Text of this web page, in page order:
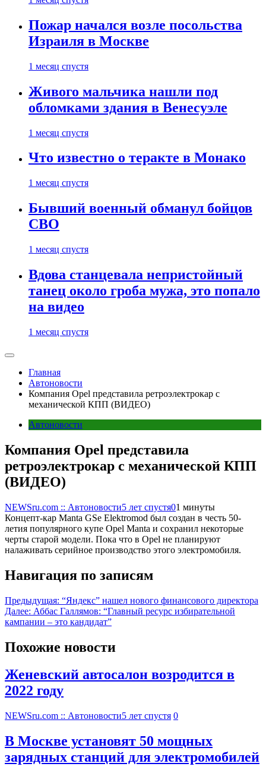
Пожар начался возле посольства
Израиля в Москве
1 месяц спустя
Живого мальчика нашли под
обломками здания в Венесуэле
1 месяц спустя
Что известно о теракте в Монако
1 месяц спустя
Бывший военный обманул бойцов
СВО
1 месяц спустя
Вдова станцевала непристойный
танец около гроба мужа, это попало
на видео
1 месяц спустя
Главная
Автоновости
Компания Opel представила ретроэлектрокар с
механической КПП (ВИДЕО)
Автоновости
Компания Opel представила
ретроэлектрокар с механической КПП
(ВИДЕО)
NEWSru.com :: Автоновости5 лет спустя01 минуты
Концепт-кар Manta GSe Elektromod был создан в честь 50-
летия популярного купе Opel Manta и сохранил некоторые
черты старой модели. Пока что в Opel не планируют
налаживать серийное производство этого электромобиля.
Навигация по записям
Предыдущая: “Яндекс” нашел нового финансового директора
Далее: Аббас Галлямов: “Главный ресурс избирательной
кампании – это кандидат”
Похожие новости
Женевский автосалон возродится в
2022 году
NEWSru.com :: Автоновости5 лет спустя 0
В Москве установят 50 мощных
зарядных станций для электромобилей